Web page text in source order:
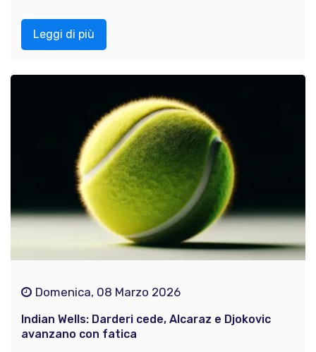
Leggi di più
Domenica, 08 Marzo 2026
Indian Wells: Darderi cede, Alcaraz e Djokovic
avanzano con fatica